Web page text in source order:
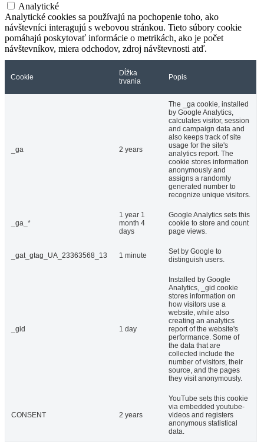
Analytické
Analytické cookies sa používajú na pochopenie toho, ako
návštevníci interagujú s webovou stránkou. Tieto súbory cookie
pomáhajú poskytovať informácie o metrikách, ako je počet
návštevníkov, miera odchodov, zdroj návštevnosti atď.
Cookie
Dĺžka
trvania
Popis
_ga 2 years
The _ga cookie, installed
by Google Analytics,
calculates visitor, session
and campaign data and
also keeps track of site
usage for the site's
analytics report. The
cookie stores information
anonymously and
assigns a randomly
generated number to
recognize unique visitors.
_ga_*
1 year 1
month 4
days
Google Analytics sets this
cookie to store and count
page views.
_gat_gtag_UA_23363568_13 1 minute
Set by Google to
distinguish users.
_gid 1 day
Installed by Google
Analytics, _gid cookie
stores information on
how visitors use a
website, while also
creating an analytics
report of the website's
performance. Some of
the data that are
collected include the
number of visitors, their
source, and the pages
they visit anonymously.
CONSENT 2 years
YouTube sets this cookie
via embedded youtube-
videos and registers
anonymous statistical
data.